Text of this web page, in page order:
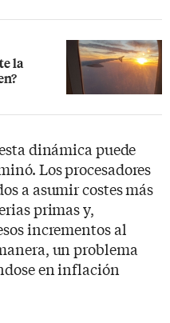
la
dinámica puede
Los procesadores
a asumir costes más
primas y,
incrementos al
un problema
en inflación